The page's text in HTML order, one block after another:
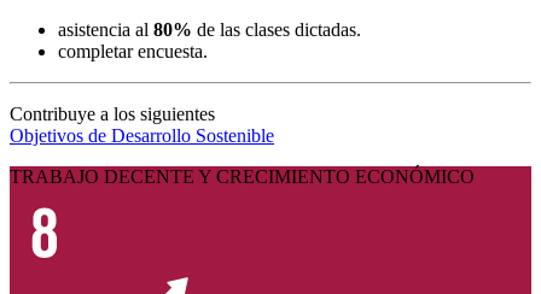
asistencia al 80% de las clases dictadas.
completar encuesta.
Contribuye a los siguientes
Objetivos de Desarrollo Sostenible
TRABAJO DECENTE Y CRECIMIENTO ECONÓMICO